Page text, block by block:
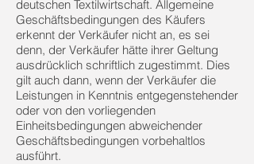
deutschen Textilwirtschaft. Allgemeine
Geschäftsbedingungen des Käufers
erkennt der Verkäufer nicht an, es sei
denn, der Verkäufer hätte ihrer Geltung
ausdrücklich schriftlich zugestimmt. Dies
gilt auch dann, wenn der Verkäufer die
Leistungen in Kenntnis entgegenstehender
oder von den vorliegenden
Einheitsbedingungen abweichender
Geschäftsbedingungen vorbehaltlos
ausführt.